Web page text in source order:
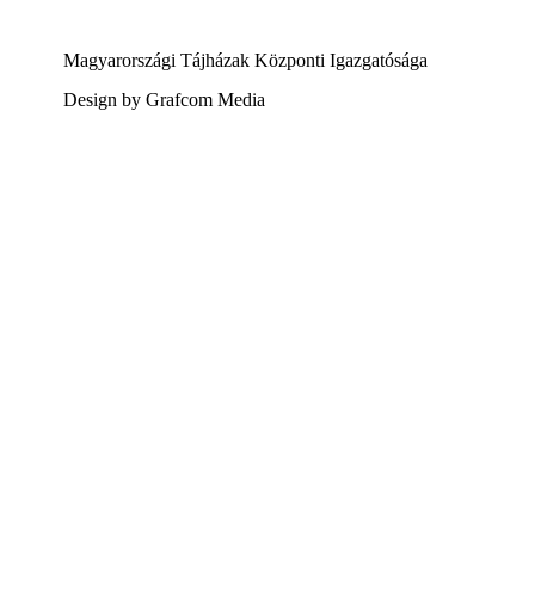
Magyarországi Tájházak Központi Igazgatósága
Design by Grafcom Media